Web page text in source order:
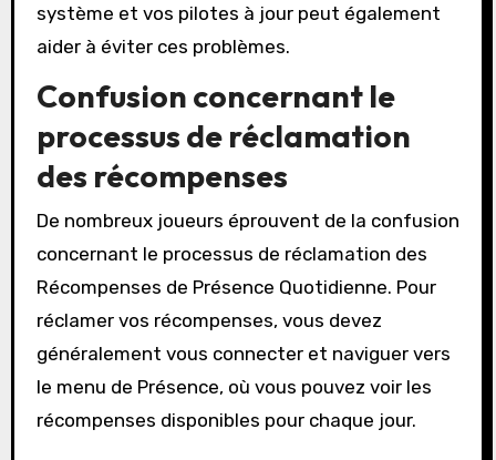
système et vos pilotes à jour peut également
aider à éviter ces problèmes.
Confusion concernant le
processus de réclamation
des récompenses
De nombreux joueurs éprouvent de la confusion
concernant le processus de réclamation des
Récompenses de Présence Quotidienne. Pour
réclamer vos récompenses, vous devez
généralement vous connecter et naviguer vers
le menu de Présence, où vous pouvez voir les
récompenses disponibles pour chaque jour.